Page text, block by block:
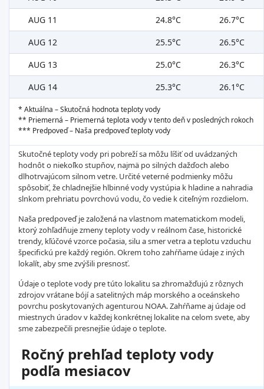
AUG 11
24.8°C
26.7°C
AUG 12
25.5°C
26.5°C
AUG 13
25.0°C
26.3°C
AUG 14
25.3°C 26.1°C
* Aktuálna – Skutočná hodnota teploty vody
** Priemerná – Priemerná teplota vody v tento deň v posledných rokoch
*** Predpoveď – Naša predpoveď teploty vody
Skutočné teploty vody pri pobreží sa môžu líšiť od uvádzaných
hodnôt o niekoľko stupňov, najmä po silných dažďoch alebo
dlhotrvajúcom silnom vetre. Určité veterné podmienky môžu
spôsobiť, že chladnejšie hlbinné vody vystúpia k hladine a nahradia
slnkom prehriatu povrchovú vodu, čo vedie k citeľným rozdielom.
Naša predpoveď je založená na vlastnom matematickom modeli,
ktorý zohľadňuje zmeny teploty vody v reálnom čase, historické
trendy, kľúčové vzorce počasia, silu a smer vetra a teplotu vzduchu
špecifickú pre každý región. Okrem toho zahŕňame údaje z iných
lokalít, aby sme zvýšili presnosť.
Údaje o teplote vody pre túto lokalitu sa zhromažďujú z rôznych
zdrojov vrátane bójí a satelitných máp morského a oceánskeho
povrchu poskytovaných agenturou NOAA. Zahŕňame aj údaje od
miestnych úradov v každej konkrétnej lokalite na celom svete, aby
sme zabezpečili presnejšie údaje o teplote.
Ročný prehľad teploty vody
podľa mesiacov